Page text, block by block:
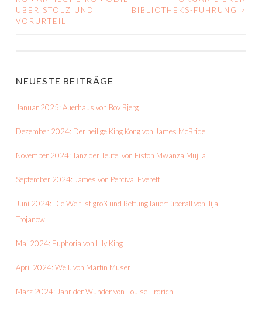
ÜBER STOLZ UND
VORURTEIL
BIBLIOTHEKS-FÜHRUNG
>
NEUESTE BEITRÄGE
Januar 2025: Auerhaus von Bov Bjerg
Dezember 2024: Der heilige King Kong von James McBride
November 2024: Tanz der Teufel von Fiston Mwanza Mujila
September 2024: James von Percival Everett
Juni 2024: Die Welt ist groß und Rettung lauert überall von Ilija
Trojanow
Mai 2024: Euphoria von Lily King
April 2024: Weil. von Martin Muser
März 2024: Jahr der Wunder von Louise Erdrich